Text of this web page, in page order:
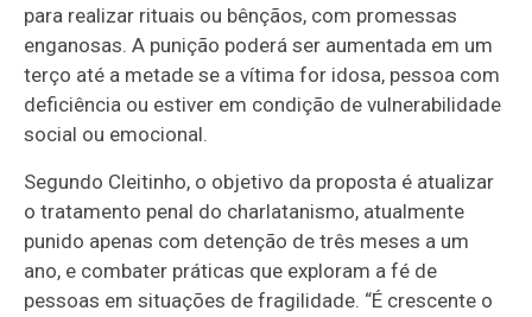
para realizar rituais ou bênçãos, com promessas
enganosas. A punição poderá ser aumentada em um
terço até a metade se a vítima for idosa, pessoa com
deficiência ou estiver em condição de vulnerabilidade
social ou emocional.
Segundo Cleitinho, o objetivo da proposta é atualizar
o tratamento penal do charlatanismo, atualmente
punido apenas com detenção de três meses a um
ano, e combater práticas que exploram a fé de
pessoas em situações de fragilidade. “É crescente o